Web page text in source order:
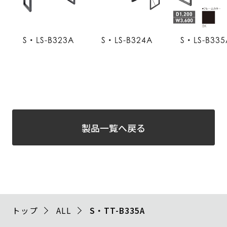
S・LS-B323A S・LS-B324A S・LS-
製品一覧へ戻る
トップ ALL S・TT-B335A